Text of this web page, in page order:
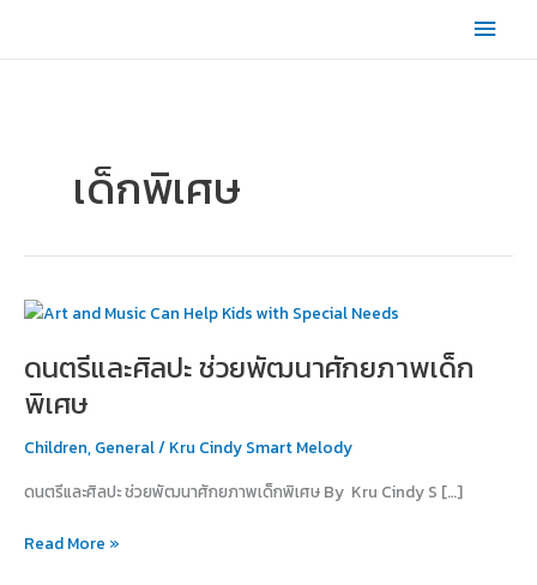
content
Main
เด็กพิเศษ
ดนตรีและศิลปะ ช่วยพัฒนาศักยภาพเด็ก
พิเศษ
Children, General/ Kru Cindy Smart Melody
ดนตรีและศิลปะ ช่วยพัฒนาศักยภาพเด็กพิเศษ By Kru Cindy S […]
ดนตรี
ศิลปะ
ช่วย
พัฒนา
ศักยภาพ
พิเศษ
Read More »